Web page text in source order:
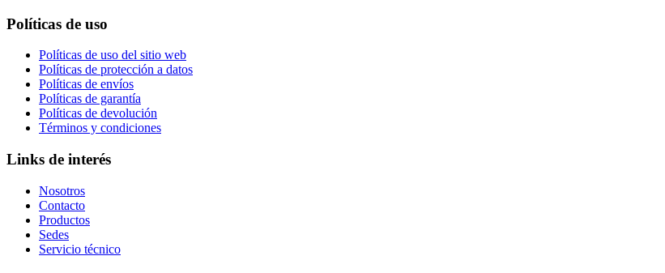
Políticas de uso
Políticas de uso del sitio web
Políticas de protección a datos
Políticas de envíos
Políticas de garantía
Políticas de devolución
Términos y condiciones
Links de interés
Nosotros
Contacto
Productos
Sedes
Servicio técnico